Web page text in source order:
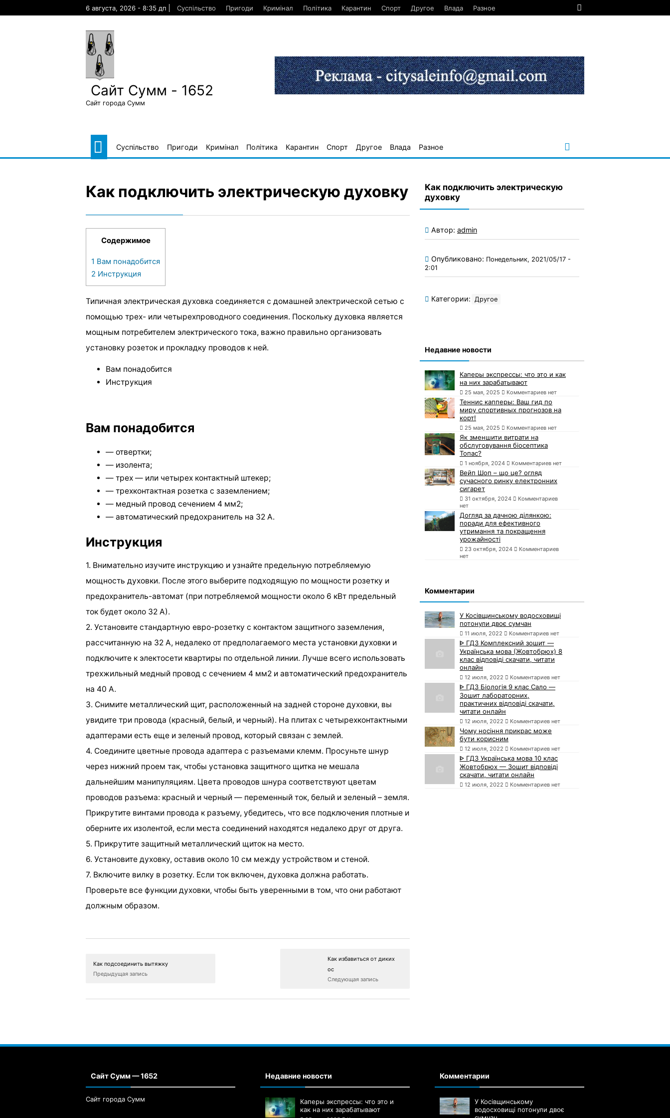
6 августа, 2026 - 8:35 дп Суспільство Пригоди Кримінал Політика Карантин Спорт Другое Влада Разное
Сайт Сумм - 1652
Сайт города Сумм
Суспільство Пригоди Кримінал Політика Карантин Спорт Другое Влада Разное
Как подключить электрическую духовку
Содержимое
1 Вам понадобится
2 Инструкция
Типичная электрическая духовка соединяется с домашней электрической сетью с
помощью трех- или четырехпроводного соединения. Поскольку духовка является
мощным потребителем электрического тока, важно правильно организовать
установку розеток и прокладку проводов к ней.
Вам понадобится
Инструкция
Вам понадобится
— отвертки;
— изолента;
— трех — или четырех контактный штекер;
— трехконтактная розетка с заземлением;
— медный провод сечением 4 мм2;
— автоматический предохранитель на 32 А.
Инструкция
1. Внимательно изучите инструкцию и узнайте предельную потребляемую
мощность духовки. После этого выберите подходящую по мощности розетку и
предохранитель-автомат (при потребляемой мощности около 6 кВт предельный
ток будет около 32 А).
2. Установите стандартную евро-розетку с контактом защитного заземления,
рассчитанную на 32 А, недалеко от предполагаемого места установки духовки и
подключите к электосети квартиры по отдельной линии. Лучше всего использовать
трехжильный медный провод с сечением 4 мм2 и автоматический предохранитель
на 40 А.
3. Снимите металлический щит, расположенный на задней стороне духовки, вы
увидите три провода (красный, белый, и черный). На плитах с четырехконтактными
адаптерами есть еще и зеленый провод, который связан с землей.
4. Соедините цветные провода адаптера с разъемами клемм. Просуньте шнур
через нижний проем так, чтобы установка защитного щитка не мешала
дальнейшим манипуляциям. Цвета проводов шнура соответствуют цветам
проводов разъема: красный и черный — переменный ток, белый и зеленый – земля.
Прикрутите винтами провода к разъему, убедитесь, что все подключения плотные и
оберните их изолентой, если места соединений находятся недалеко друг от друга.
5. Прикрутите защитный металлический щиток на место.
6. Установите духовку, оставив около 10 см между устройством и стеной.
7. Включите вилку в розетку. Если ток включен, духовка должна работать.
Проверьте все функции духовки, чтобы быть уверенными в том, что они работают
должным образом.
Как подсоединить вытяжку
Предыдущая запись
Как избавиться от диких
ос
Следующая запись
Как подключить электрическую
духовку
Автор: admin
Опубликовано: Понедельник, 2021/05/17 -
2:01
Категории: Другое
Недавние новости
Каперы экспрессы: что это и как
на них зарабатывают
25 мая, 2025 Комментариев нет
Теннис капперы: Ваш гид по
миру спортивных прогнозов на
корт!
25 мая, 2025 Комментариев нет
Як зменшити витрати на
обслуговування біосептика
Топас?
1 ноября, 2024 Комментариев нет
Вейп Шоп – що це? огляд
сучасного ринку електронних
сигарет
31 октября, 2024
Комментариев
нет
Догляд за дачною ділянкою:
поради для ефективного
утримання та покращення
урожайності
23 октября, 2024
Комментариев
нет
Комментарии
У Косівщинському водосховищі
потонули двоє сумчан
11 июля, 2022 Комментариев нет
ᐈ ГДЗ Комплексний зошит —
Українська мова (Жовтобрюх) 8
клас відповіді скачати, читати
онлайн
12 июля, 2022 Комментариев нет
ᐈ ГДЗ Біологія 9 клас Сало —
Зошит лабораторних,
практичних відповіді скачати,
читати онлайн
12 июля, 2022 Комментариев нет
Чому носіння прикрас може
бути корисним
12 июля, 2022 Комментариев нет
ᐈ ГДЗ Українська мова 10 клас
Жовтобрюх — Зошит відповіді
скачати, читати онлайн
12 июля, 2022 Комментариев нет
Сайт Сумм — 1652
Сайт города Сумм
Недавние новости
Каперы экспрессы: что это и
как на них зарабатывают
Комментарии
У Косівщинському
водосховищі потонули двоє